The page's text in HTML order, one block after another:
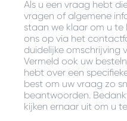
Als u een vraag hebt
vragen of algemene
staan we klaar om u
ons op via het
duidelijke omschrijving
Vermeld ook uw
hebt over een
best om uw vraag zo
beantwoorden.
kijken ernaar uit om u